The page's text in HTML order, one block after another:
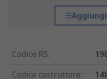
Codice RS:
Codice costruttore: